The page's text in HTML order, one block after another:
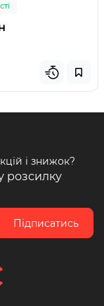
і знижок?
розсилку
Підписатись